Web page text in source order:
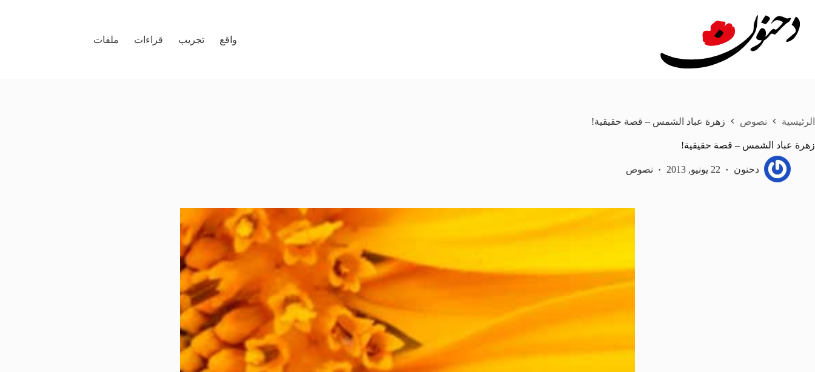
المحتوى
واقع
تجريب قراءات ملفات
الرئيسية نصوص زهرة عباد الشمس – قصة حقيقية!
زهرة عباد الشمس – قصة حقيقية!
دحنون 22 يونيو, 2013 نصوص